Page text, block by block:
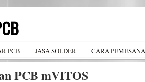
PCB JASA SOLDER CARA
PCB mVITOS